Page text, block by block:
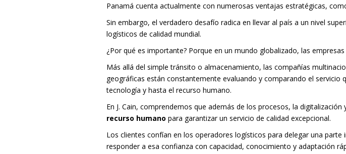
Panamá cuenta actualmente con numerosas ventajas estratégicas,
Sin embargo, el verdadero desafío radica en llevar al país a un nivel
logísticos de calidad mundial.
¿Por qué es importante? Porque en un mundo globalizado, las
Más allá del simple tránsito o almacenamiento, las compañías
geográficas están constantemente evaluando y comparando el servicio
tecnología y hasta el recurso humano.
En J. Cain, comprendemos que además de los procesos, la
recurso humano para garantizar un servicio de calidad excepcional.
Los clientes confían en los operadores logísticos para delegar una
responder a esa confianza con capacidad, conocimiento y adaptación